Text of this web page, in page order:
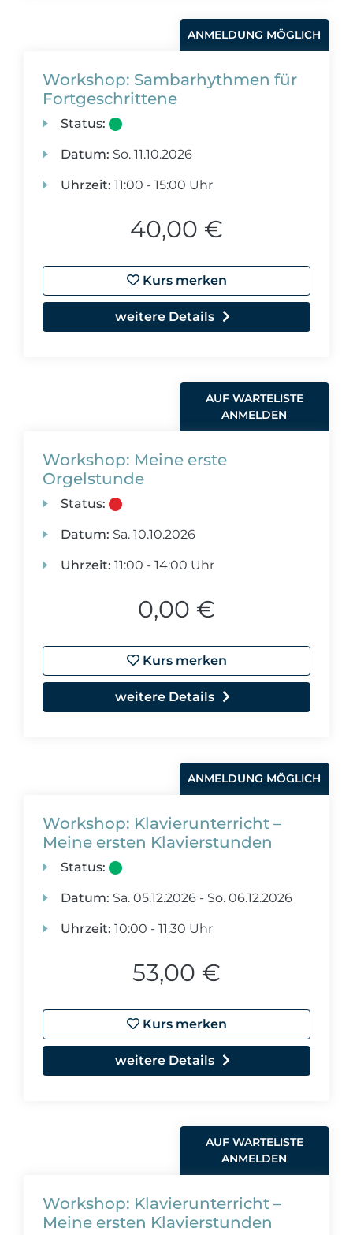
ANMELDUNG MÖGLICH
Workshop: Sambarhythmen für
Fortgeschrittene
Status:
Datum: So. 11.10.2026
Uhrzeit: 11:00 - 15:00 Uhr
40,00 €
Kurs merken
weitere Details
AUF WARTELISTE
ANMELDEN
Workshop: Meine erste
Orgelstunde
Status:
Datum: Sa. 10.10.2026
Uhrzeit: 11:00 - 14:00 Uhr
0,00 €
Kurs merken
weitere Details
ANMELDUNG MÖGLICH
Workshop: Klavierunterricht –
Meine ersten Klavierstunden
Status:
Datum: Sa. 05.12.2026 - So. 06.12.2026
Uhrzeit: 10:00 - 11:30 Uhr
53,00 €
Kurs merken
weitere Details
AUF WARTELISTE
ANMELDEN
Workshop: Klavierunterricht –
Meine ersten Klavierstunden